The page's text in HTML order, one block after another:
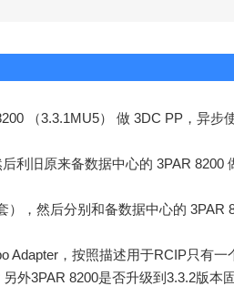
（3.3.1MU5） 做 3DC PP，异步
利旧原来备数据中心的 3PAR 8200
），然后分别和备数据中心的 3PAR
Adapter，按照描述用于RCIP只有一
外3PAR 8200是否升级到3.3.2版本